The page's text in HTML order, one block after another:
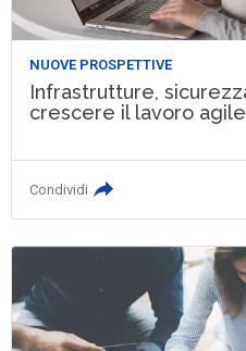
NUOVE PROSPETTIVE
Infrastrutture,
crescere il lavoro agile
Condividi